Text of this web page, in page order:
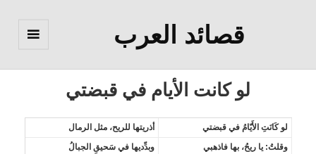
قصائد العرب
لو كانت الأيام في قبضتي
لو كَانَتِ الأَيّامُ في قبضتي
أذريتها للريح، مثل الرمال
وقلتُ: يا ريحُ، بها فاذهبي
وبدِّديها في سَحيقِ الجبالُ